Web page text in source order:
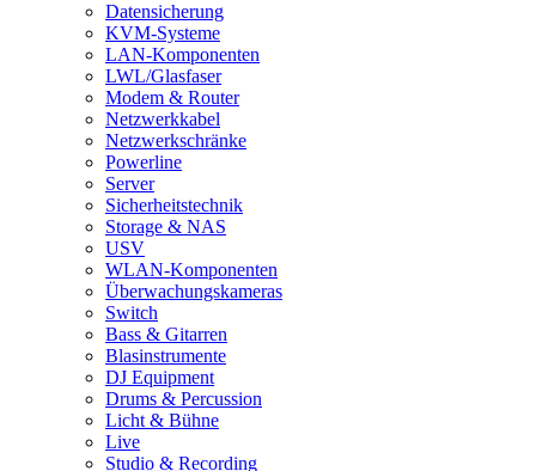
Datensicherung
KVM-Systeme
LAN-Komponenten
LWL/Glasfaser
Modem & Router
Netzwerkkabel
Netzwerkschränke
Powerline
Server
Sicherheitstechnik
Storage & NAS
USV
WLAN-Komponenten
Überwachungskameras
Switch
Bass & Gitarren
Blasinstrumente
DJ Equipment
Drums & Percussion
Licht & Bühne
Live
Studio & Recording